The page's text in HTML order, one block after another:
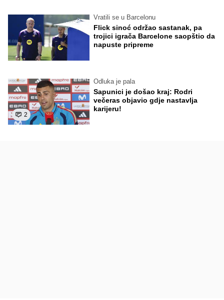
Vratili se u Barcelonu
Flick sinoć održao sastanak, pa
trojici igrača Barcelone saopštio da
napuste pripreme
2
Odluka je pala
Sapunici je došao kraj: Rodri
večeras objavio gdje nastavlja
karijeru!